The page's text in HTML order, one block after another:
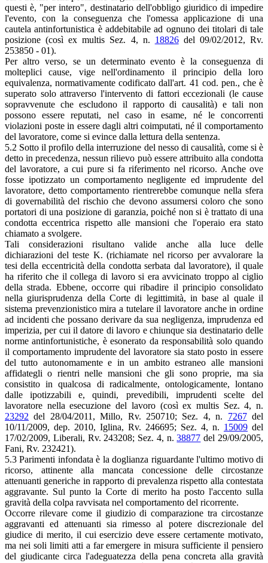
questi è, "per intero", destinatario dell'obbligo giuridico di impedire
l'evento, con la conseguenza che l'omessa applicazione di una
cautela antinfortunistica è addebitabile ad ognuno dei titolari di tale
posizione (così ex multis Sez. 4, n. 18826del 09/02/2012, Rv.
253850 - 01).
Per altro verso, se un determinato evento è la conseguenza di
molteplici cause, vige nell'ordinamento il principio della loro
equivalenza, normativamente codificato dall'art. 41 cod. pen., che è
superato solo attraverso l'intervento di fattori eccezionali (le cause
sopravvenute che escludono il rapporto di causalità) e tali non
possono essere reputati, nel caso in esame, né le concorrenti
violazioni poste in essere dagli altri coimputati, né il comportamento
del lavoratore, come si evince dalla lettura della sentenza.
5.2 Sotto il profilo della interruzione del nesso di causalità, come si è
detto in precedenza, nessun rilievo può essere attribuito alla condotta
del lavoratore, a cui pure si fa riferimento nel ricorso. Anche ove
fosse ipotizzato un comportamento negligente ed imprudente del
lavoratore, detto comportamento rientrerebbe comunque nella sfera
di governabilità del rischio che devono assumersi coloro che sono
portatori di una posizione di garanzia, poiché non si è trattato di una
condotta eccentrica rispetto alle mansioni che l'operaio era stato
chiamato a svolgere.
Tali considerazioni risultano valide anche alla luce delle
dichiarazioni del teste K. (richiamate nel ricorso per avvalorare la
tesi della eccentricità della condotta serbata dal lavoratore), il quale
ha riferito che il collega di lavoro si era avvicinato troppo al ciglio
della strada. Ebbene, occorre qui ribadire il principio consolidato
nella giurisprudenza della Corte di legittimità, in base al quale il
sistema prevenzionistico mira a tutelare il lavoratore anche in ordine
ad incidenti che possano derivare da sua negligenza, imprudenza ed
imperizia, per cui il datore di lavoro e chiunque sia destinatario delle
norme antinfortunistiche, è esonerato da responsabilità solo quando
il comportamento imprudente del lavoratore sia stato posto in essere
del tutto autonomamente e in un ambito estraneo alle mansioni
affidategli o rientri nelle mansioni che gli sono proprie, ma sia
consistito in qualcosa di radicalmente, ontologicamente, lontano
dalle ipotizzabili e, quindi, prevedibili, imprudenti scelte del
lavoratore nella esecuzione del lavoro (così ex multis Sez. 4, n.
23292 del 28/04/2011, Millo, Rv. 250710; Sez. 4, n. 7267del
10/11/2009, dep. 2010, Iglina, Rv. 246695; Sez. 4, n. 15009 del
17/02/2009, Liberali, Rv. 243208; Sez. 4, n.38877 del 29/09/2005,
Fani, Rv. 232421).
5.3 Parimenti infondata è la doglianza riguardante l'ultimo motivo di
ricorso, attinente alla mancata concessione delle circostanze
attenuanti generiche in rapporto di prevalenza rispetto alla contestata
aggravante. Sul punto la Corte di merito ha posto l'accento sulla
gravità della colpa ravvisata nel comportamento del ricorrente.
Occorre rilevare come il giudizio di comparazione tra circostanze
aggravanti ed attenuanti sia rimesso al potere discrezionale del
giudice di merito, il cui esercizio deve essere certamente motivato,
ma nei soli limiti atti a far emergere in misura sufficiente il pensiero
del giudicante circa l'adeguatezza della pena concreta alla gravità